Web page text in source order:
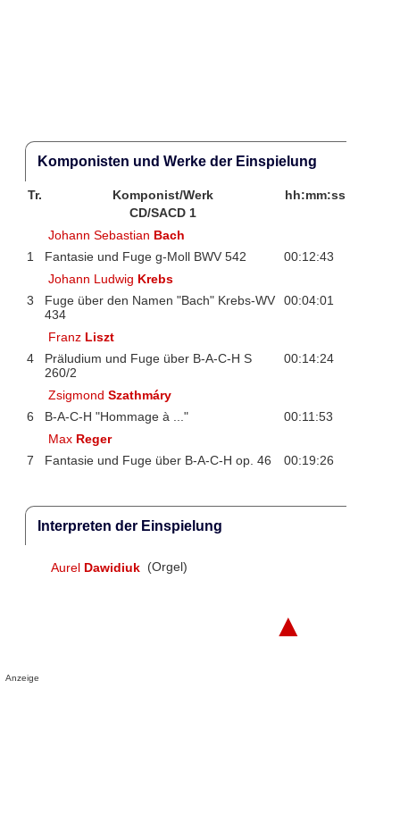
Komponisten und Werke der Einspielung
Tr. Komponist/Werk
hh:mm:ss
CD/SACD 1
Johann Sebastian Bach
1
Fantasie und Fuge g-Moll BWV 542
00:12:43
Johann Ludwig Krebs
3
Fuge über den Namen "Bach" Krebs-WV
434
00:04:01
Franz Liszt
4
Präludium und Fuge über B-A-C-H S
260/2
00:14:24
ZsigmondSzathmáry
6
B-A-C-H "Hommage à ..."
00:11:53
Max Reger
7
Fantasie und Fuge über B-A-C-H op. 46 00:19:26
Interpreten der Einspielung
Aurel Dawidiuk (Orgel)
▲
Anzeige